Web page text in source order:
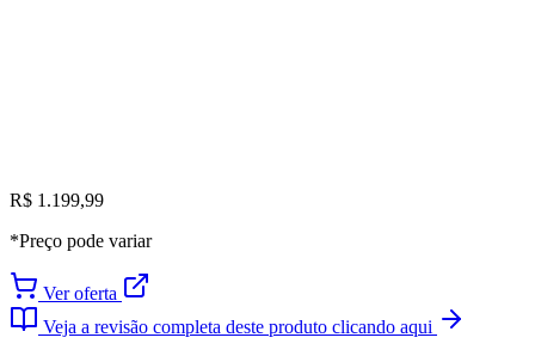
R$ 1.199,99
*Preço pode variar
Ver oferta
Veja a revisão completa deste produto clicando aqui